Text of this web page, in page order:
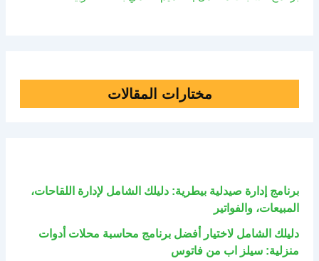
مختارات المقالات
برنامج إدارة صيدلية بيطرية: دليلك الشامل لإدارة اللقاحات،
المبيعات، والفواتير
دليلك الشامل لاختيار أفضل برنامج محاسبة محلات أدوات
منزلية: سيلز اب من فاتوس